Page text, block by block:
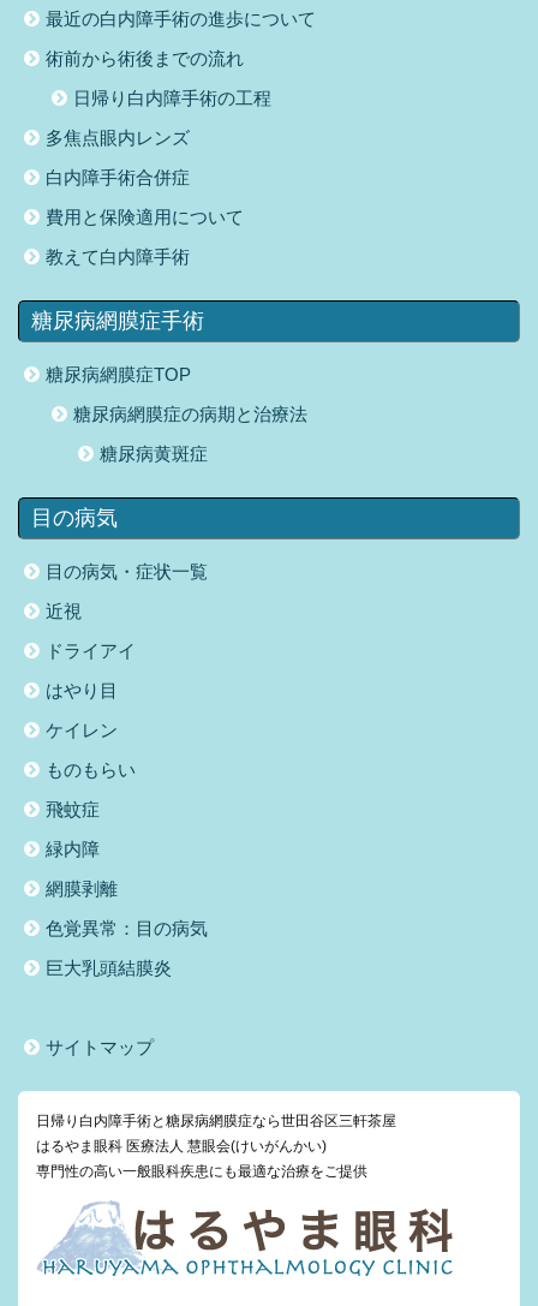
最近の白内障手術の進歩について
術前から術後までの流れ
日帰り白内障手術の工程
多焦点眼内レンズ
白内障手術合併症
費用と保険適用について
教えて白内障手術
糖尿病網膜症手術
糖尿病網膜症TOP
糖尿病網膜症の病期と治療法
糖尿病黄斑症
目の病気
目の病気・症状一覧
近視
ドライアイ
はやり目
ケイレン
ものもらい
飛蚊症
緑内障
網膜剥離
色覚異常：目の病気
巨大乳頭結膜炎
サイトマップ
日帰り白内障手術と糖尿病網膜症なら世田谷区三軒茶屋
はるやま眼科 医療法人 慧眼会(けいがんかい)
専門性の高い一般眼科疾患にも最適な治療をご提供